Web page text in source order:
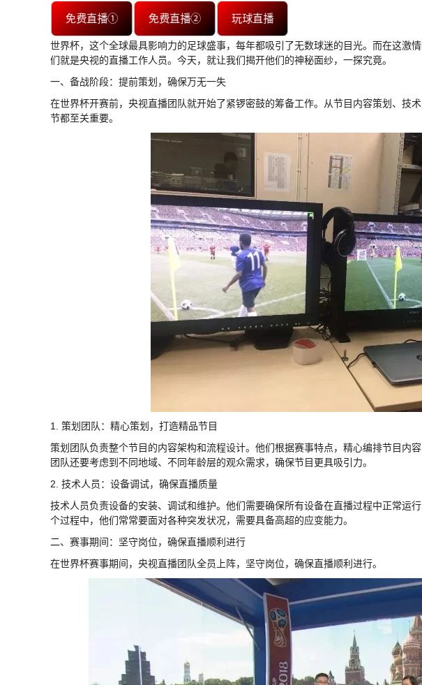
免费直播① 免费直播② 玩球直播
世界杯，这个全球最具影响力的足球盛事，每年都吸引了无数球迷的目光。而在这激
们就是央视的直播工作人员。今天，就让我们揭开他们的神秘面纱，一探究竟。
一、备战阶段：提前策划，确保万无一失
在世界杯开赛前，央视直播团队就开始了紧锣密鼓的筹备工作。从节目内容策划、技
节都至关重要。
1. 策划团队：精心策划，打造精品节目
策划团队负责整个节目的内容架构和流程设计。他们根据赛事特点，精心编排节目内
团队还要考虑到不同地域、不同年龄层的观众需求，确保节目更具吸引力。
2. 技术人员：设备调试，确保直播质量
技术人员负责设备的安装、调试和维护。他们需要确保所有设备在直播过程中正常运
个过程中，他们常常要面对各种突发状况，需要具备高超的应变能力。
二、赛事期间：坚守岗位，确保直播顺利进行
在世界杯赛事期间，央视直播团队全员上阵，坚守岗位，确保直播顺利进行。